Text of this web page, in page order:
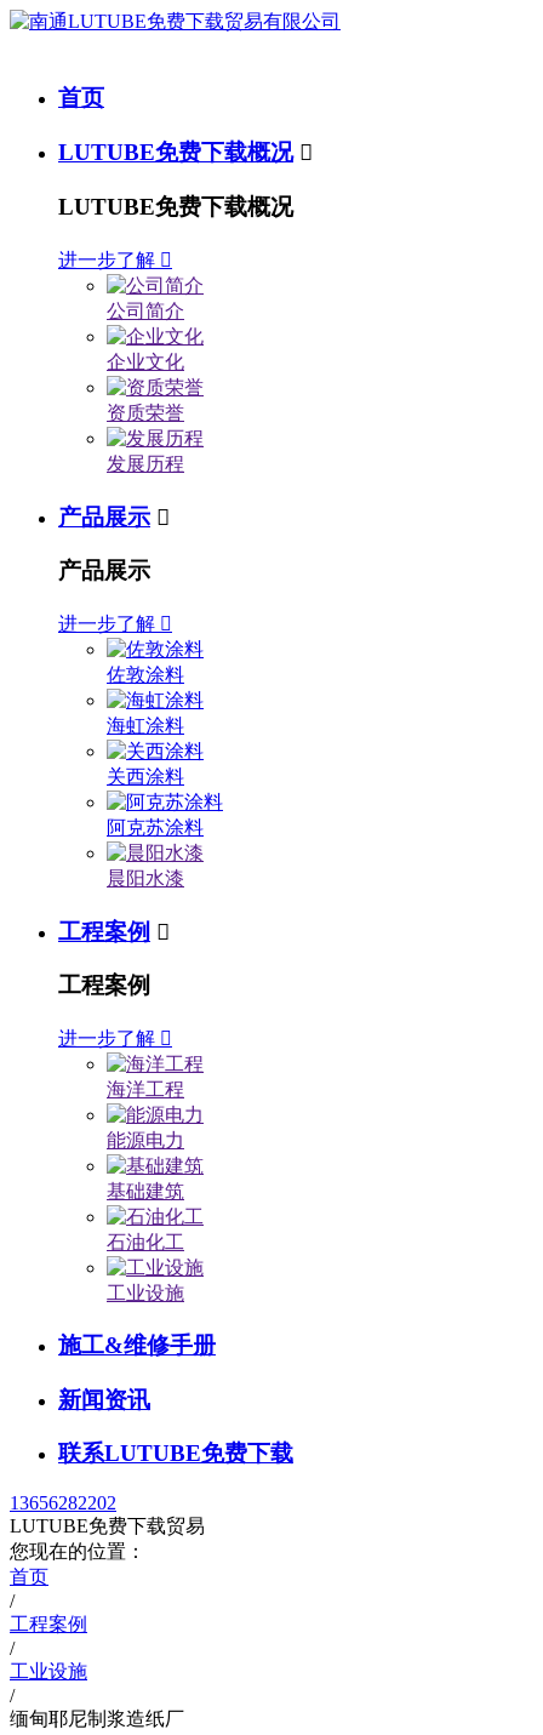
首页
LUTUBE免费下载概况 
LUTUBE免费下载概况
进一步了解 
公司简介
企业文化
资质荣誉
发展历程
产品展示 
产品展示
进一步了解 
佐敦涂料
海虹涂料
关西涂料
阿克苏涂料
晨阳水漆
工程案例 
工程案例
进一步了解 
海洋工程
能源电力
基础建筑
石油化工
工业设施
施工&维修手册
新闻资讯
联系LUTUBE免费下载
13656282202
LUTUBE免费下载贸易
您现在的位置：
首页
/
工程案例
/
工业设施
/
缅甸耶尼制浆造纸厂